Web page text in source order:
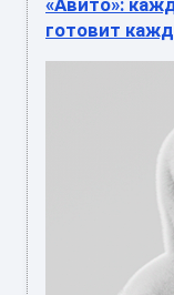
«Авито»:
готовит